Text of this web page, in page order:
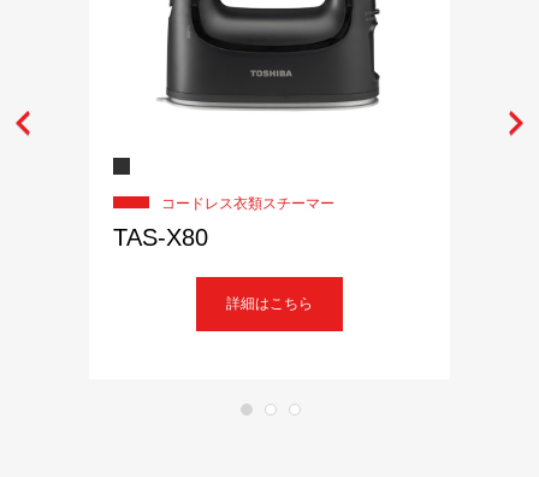
コードレス衣類スチーマー
TAS-X80
詳細はこちら